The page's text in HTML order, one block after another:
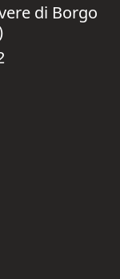
di Borgo